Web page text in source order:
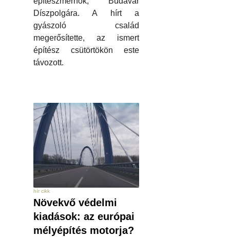
Díszpolgára. A hírt a
gyászoló család
megerősítette, az ismert
építész csütörtökön este
távozott.
hír cikk
Növekvő védelmi
kiadások: az európai
mélyépítés motorja?